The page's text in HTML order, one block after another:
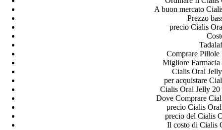
A buon mercato
Prezzo
precio Cialis
Comprare
Migliore
Cialis Oral
per acquistare
Cialis Oral Jelly
Dove Comprare
precio Cialis
precio del Cialis
Il costo di Cialis